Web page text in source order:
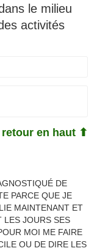
le milieu
activités
en haut ⬆
DE
PARCE QUE JE
MAINTENANT ET
LES JOURS SES
MOI ME FAIRE
OU DE DIRE LES